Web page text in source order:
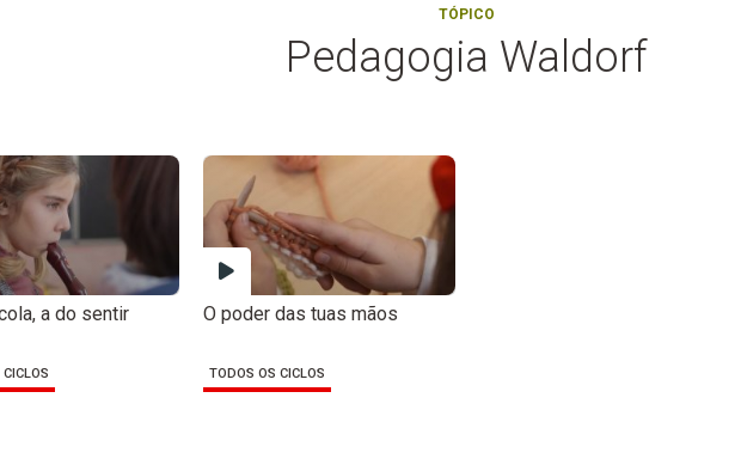
TÓPICO
Pedagogia Waldorf
a do sentir O poder das tuas mãos
TODOS OS CICLOS